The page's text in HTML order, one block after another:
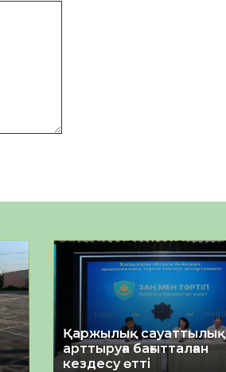
Қаржылық
арттыруға бағытталған
кездесу өтті